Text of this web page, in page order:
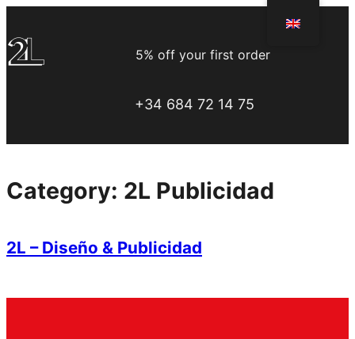
to
content
5% off your first order
+34 684 72 14 75
Category: 2L Publicidad
2L – Diseño & Publicidad